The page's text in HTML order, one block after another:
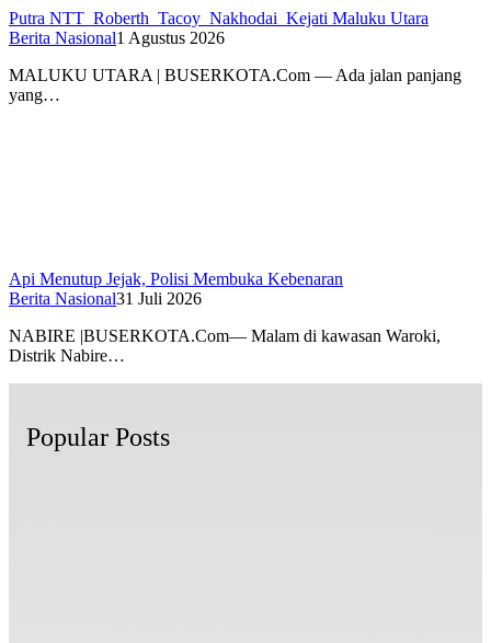
Putra NTT Roberth Tacoy Nakhodai Kejati Maluku Utara
Berita Nasional1 Agustus 2026
MALUKU UTARA | BUSERKOTA.Com — Ada jalan panjang
yang…
Api Menutup Jejak, Polisi Membuka Kebenaran
Berita Nasional31 Juli 2026
NABIRE |BUSERKOTA.Com— Malam di kawasan Waroki,
Distrik Nabire…
Popular Posts